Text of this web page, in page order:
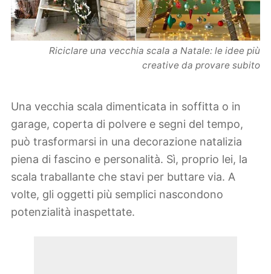
Riciclare una vecchia scala a Natale: le idee più
creative da provare subito
Una vecchia scala dimenticata in soffitta o in
garage, coperta di polvere e segni del tempo,
può trasformarsi in una decorazione natalizia
piena di fascino e personalità. Sì, proprio lei, la
scala traballante che stavi per buttare via. A
volte, gli oggetti più semplici nascondono
potenzialità inaspettate.